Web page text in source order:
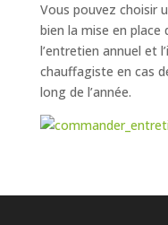
Vous pouvez choisir
bien la mise en place
l’entretien annuel et
chauffagiste en cas
long de l’année.